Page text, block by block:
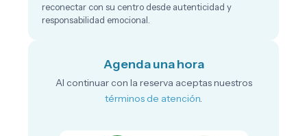
reconectar con su centro desde autenticidad y
responsabilidad emocional.
Agenda una hora
Al continuar con la reserva aceptas nuestros
términos de atención.